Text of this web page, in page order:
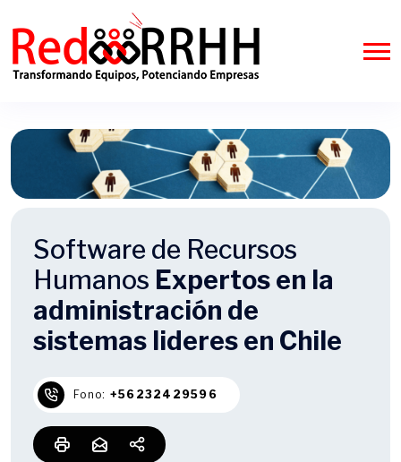
Software de Recursos
Humanos Expertos en la
administración de
sistemas lideres en Chile
Fono: +56232429596